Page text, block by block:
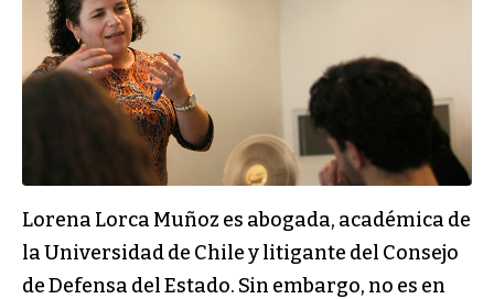
Lorena Lorca Muñoz es abogada, académica de
la Universidad de Chile y litigante del Consejo
de Defensa del Estado. Sin embargo, no es en